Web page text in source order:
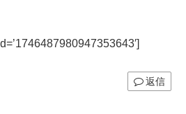
返信